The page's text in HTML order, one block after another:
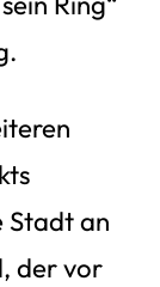
Stadt an
der vor